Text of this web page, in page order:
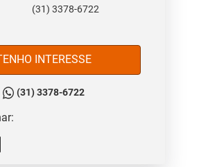
(31) 3378-6722
TENHO INTERESSE
(31) 3378-6722